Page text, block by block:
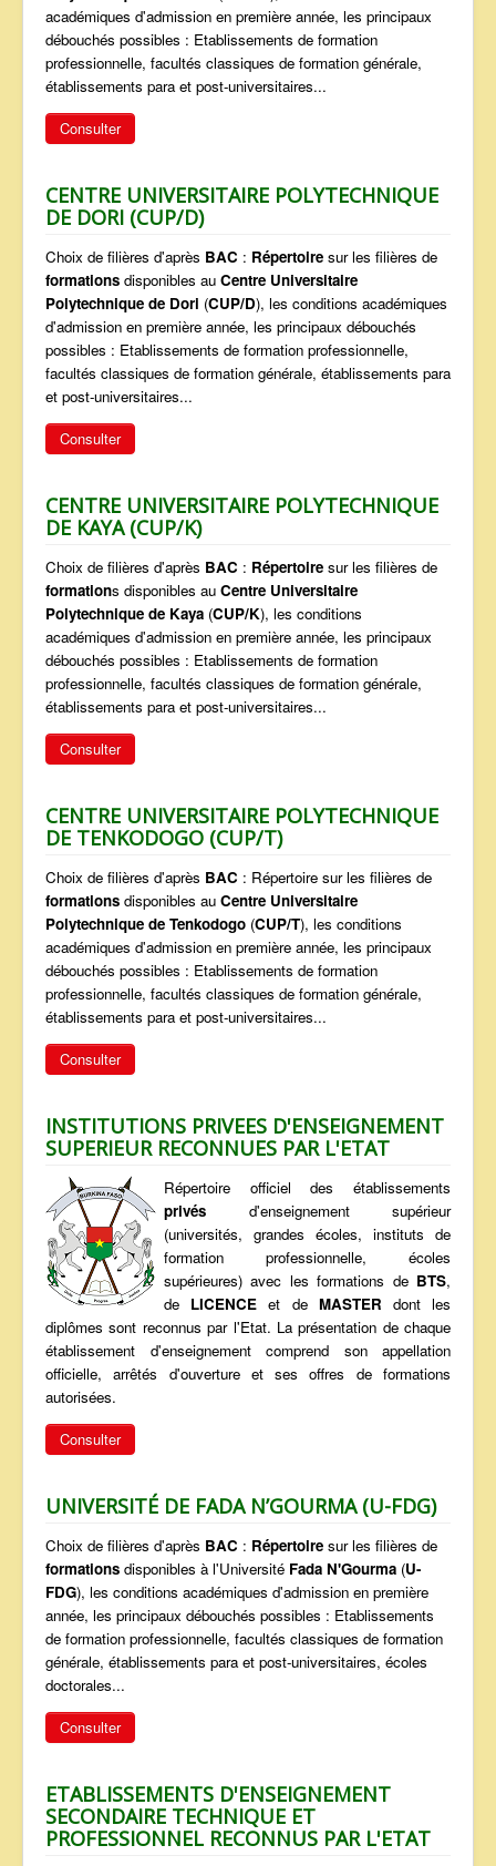
académiques d'admission en première année, les principaux
débouchés possibles : Etablissements de formation
professionnelle, facultés classiques de formation générale,
établissements para et post-universitaires...
Consulter
CENTRE UNIVERSITAIRE POLYTECHNIQUE
DE DORI (CUP/D)
Choix de filières d'après BAC : Répertoire sur les filières de
formations disponibles au Centre Universitaire
Polytechnique de Dori (CUP/D), les conditions académiques
d'admission en première année, les principaux débouchés
possibles : Etablissements de formation professionnelle,
facultés classiques de formation générale, établissements para
et post-universitaires...
Consulter
CENTRE UNIVERSITAIRE POLYTECHNIQUE
DE KAYA (CUP/K)
Choix de filières d'après BAC : Répertoire sur les filières de
formations disponibles au Centre Universitaire
Polytechnique de Kaya (CUP/K), les conditions
académiques d'admission en première année, les principaux
débouchés possibles : Etablissements de formation
professionnelle, facultés classiques de formation générale,
établissements para et post-universitaires...
Consulter
CENTRE UNIVERSITAIRE POLYTECHNIQUE
DE TENKODOGO (CUP/T)
Choix de filières d'après BAC : Répertoire sur les filières de
formations disponibles au Centre Universitaire
Polytechnique de Tenkodogo (CUP/T), les conditions
académiques d'admission en première année, les principaux
débouchés possibles : Etablissements de formation
professionnelle, facultés classiques de formation générale,
établissements para et post-universitaires...
Consulter
INSTITUTIONS PRIVEES D'ENSEIGNEMENT
SUPERIEUR RECONNUES PAR L'ETAT
Répertoire officiel des établissements
privés d'enseignement supérieur
(universités, grandes écoles, instituts de
formation professionnelle, écoles
supérieures) avec les formations de BTS,
de LICENCE et de MASTER dont les
diplômes sont reconnus par l'Etat. La présentation de chaque
établissement d'enseignement comprend son appellation
officielle, arrêtés d'ouverture et ses offres de formations
autorisées.
Consulter
UNIVERSITÉ DE FADA N’GOURMA (U-FDG)
Choix de filières d'après BAC : Répertoire sur les filières de
formations disponibles à l'Université Fada N'Gourma (U-
FDG), les conditions académiques d'admission en première
année, les principaux débouchés possibles : Etablissements
de formation professionnelle, facultés classiques de formation
générale, établissements para et post-universitaires, écoles
doctorales...
Consulter
ETABLISSEMENTS D'ENSEIGNEMENT
SECONDAIRE TECHNIQUE ET
PROFESSIONNEL RECONNUS PAR L'ETAT